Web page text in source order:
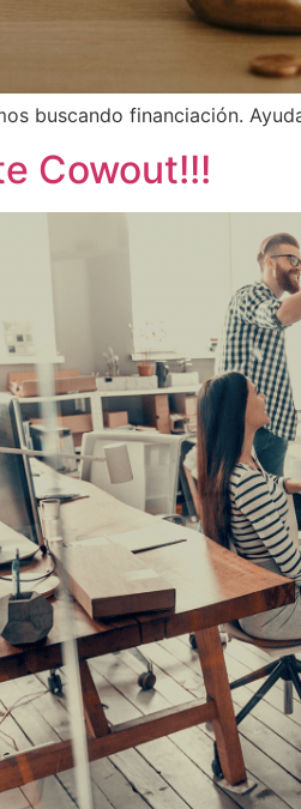
buscando financiación.
Cowout!!!